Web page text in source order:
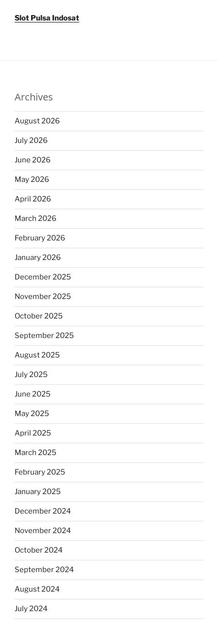
Slot Pulsa Indosat
Archives
August 2026
July 2026
June 2026
May 2026
April 2026
March 2026
February 2026
January 2026
December 2025
November 2025
October 2025
September 2025
August 2025
July 2025
June 2025
May 2025
April 2025
March 2025
February 2025
January 2025
December 2024
November 2024
October 2024
September 2024
August 2024
July 2024